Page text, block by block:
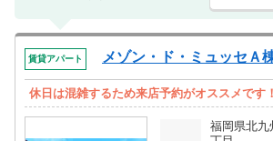
賃貸アパート メゾン・ド・ミュッセＡ
休日は混雑するため来店予約がオススメです！
福岡県北九